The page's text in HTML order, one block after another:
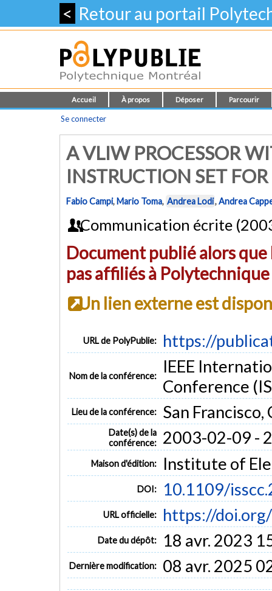
< Retour au portail
Accueil À propos Déposer Parcourir
Se connecter
A VLIW PROCESSOR
INSTRUCTION SET
Fabio Campi,Mario Toma, Andrea Lodi,Andrea
Communication écrite
Document publié alors
pas affiliés à
Un lien externe est
URL de PolyPublie: https://
Nom de la conférence:
IEEE
Conference
Lieu de la conférence: San Francisco,
Date(s) de la
conférence:
2003-02-09 -
Maison d'édition: Institute of
DOI: 10.1109/
URL officielle: https://
Date du dépôt: 18 avr. 2023
Dernière modification: 08 avr. 2025